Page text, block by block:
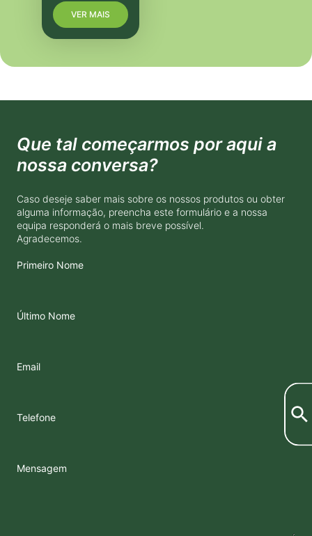
VER MAIS
Que tal começarmos por aqui a
nossa conversa?
Caso deseje saber mais sobre os nossos produtos ou obter
alguma informação, preencha este formulário e a nossa
equipa responderá o mais breve possível.
Agradecemos.
Primeiro Nome
Último Nome
Email
Telefone
Mensagem